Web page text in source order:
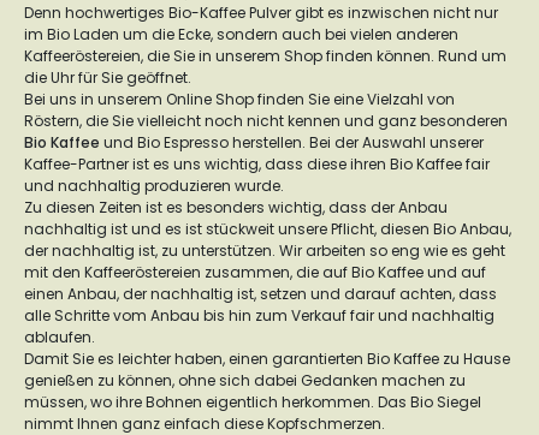
Denn hochwertiges Bio-Kaffee Pulver gibt es inzwischen nicht nur
im Bio Laden um die Ecke, sondern auch bei vielen anderen
Kaffeeröstereien, die Sie in unserem Shop finden können. Rund um
die Uhr für Sie geöffnet.
Bei uns in unserem Online Shop finden Sie eine Vielzahl von
Röstern, die Sie vielleicht noch nicht kennen und ganz besonderen
Bio Kaffee und Bio Espresso herstellen. Bei der Auswahl unserer
Kaffee-Partner ist es uns wichtig, dass diese ihren Bio Kaffee fair
und nachhaltig produzieren wurde.
Zu diesen Zeiten ist es besonders wichtig, dass der Anbau
nachhaltig ist und es ist stückweit unsere Pflicht, diesen Bio Anbau,
der nachhaltig ist, zu unterstützen. Wir arbeiten so eng wie es geht
mit den Kaffeeröstereien zusammen, die auf Bio Kaffee und auf
einen Anbau, der nachhaltig ist, setzen und darauf achten, dass
alle Schritte vom Anbau bis hin zum Verkauf fair und nachhaltig
ablaufen.
Damit Sie es leichter haben, einen garantierten Bio Kaffee zu Hause
genießen zu können, ohne sich dabei Gedanken machen zu
müssen, wo ihre Bohnen eigentlich herkommen. Das Bio Siegel
nimmt Ihnen ganz einfach diese Kopfschmerzen.